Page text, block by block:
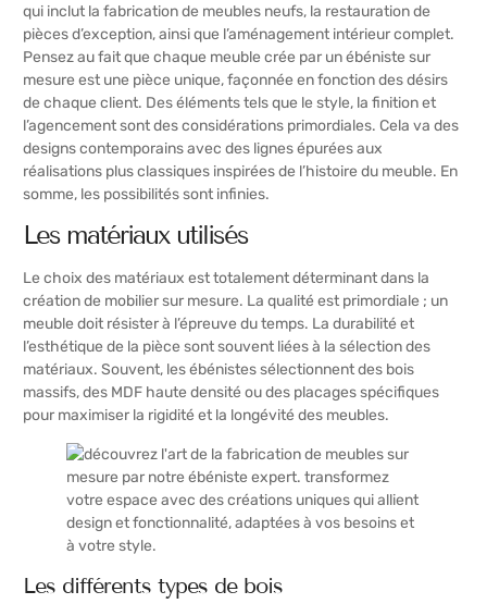
qui inclut la fabrication de meubles neufs, la restauration de
pièces d’exception, ainsi que l’aménagement intérieur complet.
Pensez au fait que chaque meuble crée par un ébéniste sur
mesure est une pièce unique, façonnée en fonction des désirs
de chaque client. Des éléments tels que le style, la finition et
l’agencement sont des considérations primordiales. Cela va des
designs contemporains avec des lignes épurées aux
réalisations plus classiques inspirées de l’histoire du meuble. En
somme, les possibilités sont infinies.
Les matériaux utilisés
Le choix des matériaux est totalement déterminant dans la
création de mobilier sur mesure. La qualité est primordiale ; un
meuble doit résister à l’épreuve du temps. La durabilité et
l’esthétique de la pièce sont souvent liées à la sélection des
matériaux. Souvent, les ébénistes sélectionnent des bois
massifs, des MDF haute densité ou des placages spécifiques
pour maximiser la rigidité et la longévité des meubles.
Les différents types de bois